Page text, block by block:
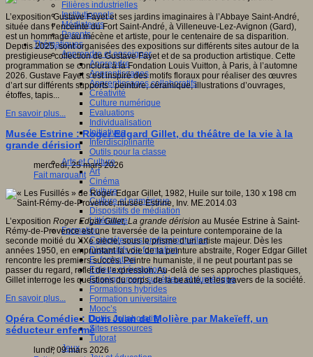
Filières industrielles
Institutionnels
Médiateurs
Parents
Thématiques
Apprendre et enseigner
Apprendre
Apprentissages
Apprentissages collaboratifs
Créativité
Culture numérique
Evaluations
Individualisation
Initiatives
Interdisciplinarité
Outils pour la classe
Arts et Culture
Art
Cinéma
Culture
Culture et numérique
Dispositifs de médiation
Littérature
Formation
Compétences professionnelles
Dispositifs de formation
E- formation
Enjeux et évolutions
Enseignement supérieur et numérique
Formations hybrides
Formation universitaire
Mooc’s
Outils collaboratifs
Sites ressources
Tutorat
Jeux
L’exposition Gustave Fayet et ses jardins imaginaires à l’Abbaye Saint-André,
située dans l’enceinte du Fort Saint-André, à Villeneuve-Lez-Avignon (Gard),
est un hommage au mécène et artiste, pour le centenaire de sa disparition.
Depuis 2025, sont organisées des expositions sur différents sites autour de la
prestigieuse collection de Gustave Fayet et de sa production artistique. Cette
programmation se conclura à la Fondation Louis Vuitton, à Paris, à l’automne
2026. Gustave Fayet s’est inspiré des motifs floraux pour réaliser des œuvres
d’art sur différents supports : peinture, céramique, illustrations d’ouvrages,
étoffes, tapis...
En savoir plus...
Musée Estrine : Roger Edgard Gillet, du théâtre de la vie à la
grande dérision
mercredi, 25 mars 2026
Fait marquant
L’exposition Roger Edgar Gillet, La grande dérision au Musée Estrine à Saint-
Rémy-de-Provence est une traversée de la peinture contemporaine de la
seconde moitié du XXe siècle, sous le prisme d’un artiste majeur. Dès les
années 1950, en empruntant la voie de la peinture abstraite, Roger Edgar Gillet
rencontre les premiers succès. Peintre humaniste, il ne peut pourtant pas se
passer du regard, reflet de l’expression. Au-delà de ses approches plastiques,
Gillet interroge les questions du corps, de la beauté, et les travers de la société.
En savoir plus...
Opéra Comédie : Dom Juan de Molière par Makeïeff, un
séducteur enfermé
lundi, 09 mars 2026